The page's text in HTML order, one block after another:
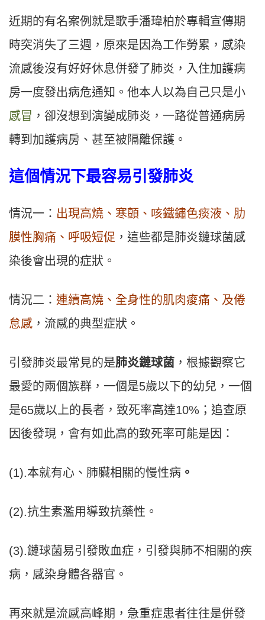
近期的有名案例就是歌手潘瑋柏於專輯宣傳期
時突消失了三週，原來是因為工作勞累，感染
流感後沒有好好休息併發了肺炎，入住加護病
房一度發出病危通知。他本人以為自己只是小
感冒 ，卻沒想到演變成肺炎，一路從普通病房
轉到加護病房、甚至被隔離保護。
這個情況下最容易引發肺炎
情況一： 出現高燒、寒顫、咳鐵鏽色痰液、肋
膜性胸痛、呼吸短促 ，這些都是肺炎鏈球菌感
染後會出現的症狀。
情況二： 連續高燒、全身性的肌肉痠痛、及倦
怠感 ，流感的典型症狀。
引發肺炎最常見的是肺炎鏈球菌 ，根據觀察它
最愛的兩個族群，一個是5歲以下的幼兒，一個
是65歲以上的長者，致死率高達10%；追查原
因後發現，會有如此高的致死率可能是因：
(1).本就有心、肺臟相關的慢性病 。
(2).抗生素濫用導致抗藥性。
(3).鏈球菌易引發敗血症，引發與肺不相關的疾
病，感染身體各器官。
再來就是流感高峰期，急重症患者往往是併發